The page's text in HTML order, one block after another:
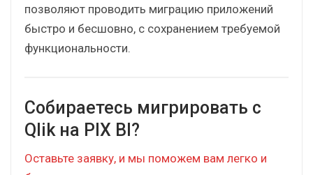
реализовано уже 6 проектов миграции с Qlik на
PIX BI и активно ведется ряд пилотных
проектов с новыми клиентами.
PIX BI (более 1200 часов реализации)
позволяют проводить миграцию приложений
быстро и бесшовно, с сохранением требуемой
функциональности.